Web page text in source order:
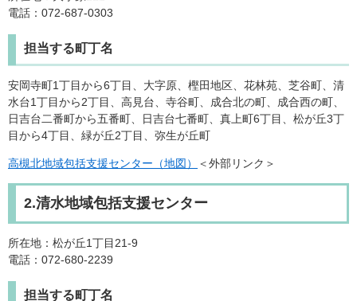
電話：072-687-0303
担当する町丁名
安岡寺町1丁目から6丁目、大字原、樫田地区、花林苑、芝谷町、清
水台1丁目から2丁目、高見台、寺谷町、成合北の町、成合西の町、
日吉台二番町から五番町、日吉台七番町、真上町6丁目、松が丘3丁
目から4丁目、緑が丘2丁目、弥生が丘町
高槻北地域包括支援センター（地図） ＜外部リンク＞
2.清水地域包括支援センター
所在地：松が丘1丁目21-9
電話：072-680-2239
担当する町丁名